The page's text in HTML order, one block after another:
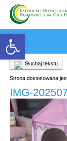
Open toolbar
Słuchaj tekstu
Strona dostosowana
IMG-